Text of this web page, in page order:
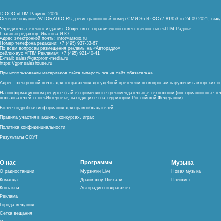
© ООО «ГПМ Радио», 2026
Сетевое издание AVTORADIO.RU, регистрационный номер СМИ Эл № ФС77-81953 от 24.09.2021,
Учредитель сетевого издания: Общество с ограниченной ответственностью «ГПМ Радио»
Главный редактор: Ипатова И.Ю.
Адрес электронной почты: info@aradio.ru
Номер телефона редакции: +7 (495) 937-33-67
По всем вопросам размещения рекламы на «Авторадио»
сейлз-хаус «ГПМ Реклама»: +7 (495) 921-40-41
E-mail: sales@gazprom-media.ru
https://gpmsaleshouse.ru
При использовании материалов сайта гиперссылка на сайт обязательна
Адрес электронной почты для отправления досудебной претензии по вопросам нарушения авторских
На информационном ресурсе (сайте) применяются рекомендательные технологии (информационные
пользователей сети «Интернет», находящихся на территории Российской Федерации)
Более подробная информация для правообладателей
Правила участия в акциях, конкурсах, играх
Политика конфиденциальности
Результаты СОУТ
О нас
О радиостанции
Команда
Контакты
Реклама
Города вещания
Сетка вещания
Программы
Мурзилки Live
Драйв-шоу Поехали
Авторадио поздравляет
Музыка
Новая музыка
Плейлист